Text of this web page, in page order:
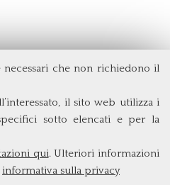
che non richiedono il
il sito web utilizza i
sotto elencati e per la
qui. Ulteriori informazioni
informativa sulla privacy
di Roma Tor Vergata
2
(Italia)
06 7259 5715